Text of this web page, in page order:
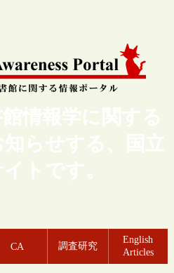
情報学に関する
らせする、国立
トです。
CA 調査研究
English
Articles